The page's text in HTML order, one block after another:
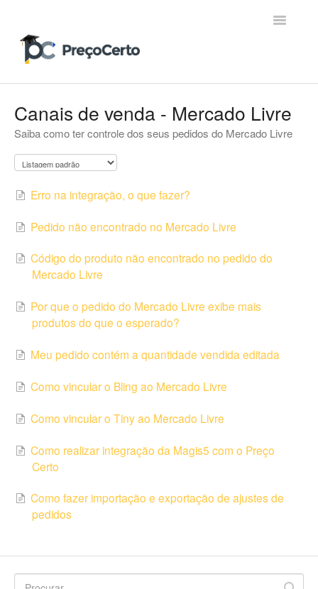
Toggle
Canais de venda - Mercado Livre
Saiba como ter controle dos seus pedidos do Mercado Livre
Erro na integração, o que fazer?
Pedido não encontrado no Mercado Livre
Código do produto não encontrado no pedido do
Mercado Livre
Por que o pedido do Mercado Livre exibe mais
produtos do que o esperado?
Meu pedido contém a quantidade vendida editada
Como vincular o Bling ao Mercado Livre
Como vincular o Tiny ao Mercado Livre
Como realizar integração da Magis5 com o Preço
Certo
Como fazer importação e exportação de ajustes de
pedidos